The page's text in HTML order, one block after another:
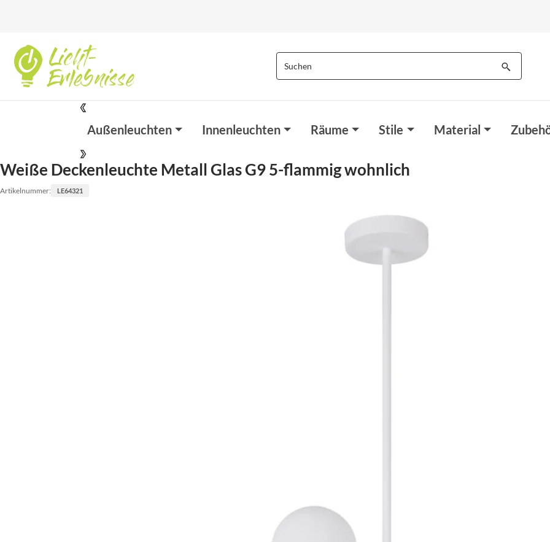
Außenleuchten Innenleuchten Räume Stile Material
Weiße Deckenleuchte Metall Glas G9 5-flammig wohnlich
Artikelnummer: LE64321